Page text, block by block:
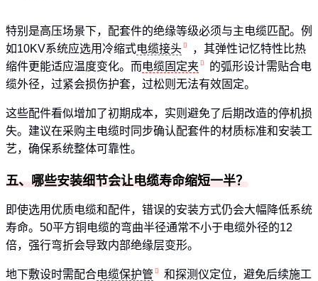
特别是高压场景下，配套件的绝缘等级必须与主电缆匹配。例
如10KV系统应选用冷缩式电缆接头
，其弹性记忆特性比热
缩件更能适应温度变化。而电缆固定夹
的弧形设计需贴合电
缆外径，过紧会损伤护套，过松则无法有效固定。
这些配件看似增加了初期成本，实则避免了后期改造的停机损
失。建议在采购主电缆时同步确认配套件的材质标准和安装工
艺，确保系统整体可靠性。
五、哪些安装细节会让电缆寿命缩短一半？
即使选用优质电缆和配件，错误的安装方式仍会大幅降低系统
寿命。50平方铜电缆的弯曲半径通常不小于电缆外径的12
倍，强行弯折会导致内部绝缘层变形。
地下敷设时需配合电缆保护管
和探测仪定位，避免后续施工